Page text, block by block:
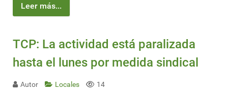
Leer más...
TCP: La actividad está paralizada
hasta el lunes por medida sindical
Autor Locales 14